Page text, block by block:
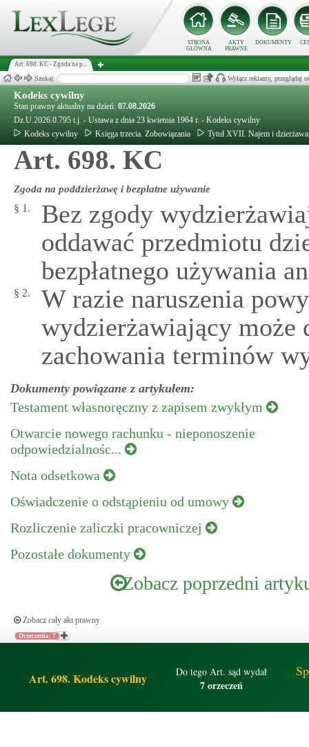
STRONA
GŁÓWNA
AKTY
PRAWNE
DOKUMENTY
Art. 698. KC - Zgoda na p...
Szukaj: Wyłącz reklamy, przeglądaj
Kodeks cywilny
Stan prawny aktualny na dzień: 07.08.2026
Dz.U.2026.0.795 t.j. - Ustawa z dnia 23 kwietnia 1964 r. - Kodeks cywilny
Kodeks cywilny
Księga trzecia. Zobowiązania Tytuł XVII. Najem i dzierżawa
Art. 698. KC
Zgoda na poddzierżawę i bezpłatne używanie
§ 1.
Bez zgody
oddawać przedmiotu
bezpłatnego używania
§ 2.
W razie naruszenia
wydzierżawiający może
zachowania terminów
Dokumenty powiązane z artykułem:
Testament własnoręczny z zapisem zwykłym
Otwarcie nowego rachunku - nieponoszenie
odpowiedzialnośc...
Nota odsetkowa
Oświadczenie o odstąpieniu od umowy
Rozliczenie zaliczki pracowniczej
Pozostałe dokumenty
Zobacz poprzedni
Zobacz cały akt prawny
Orzeczenia: 7
Art. 698. Kodeks cywilny Do tego Art. sąd wydał
7 orzeczeń